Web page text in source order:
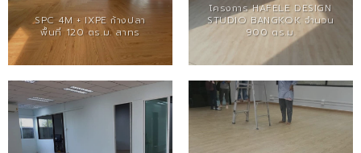
SPC 4M + IXPE ก้างปลา
พื้นที่ 120 ตร.ม. สาทร
โครงการ HAFELE DESIGN
STUDIO BANGKOK จำนวน
900 ตร.ม.